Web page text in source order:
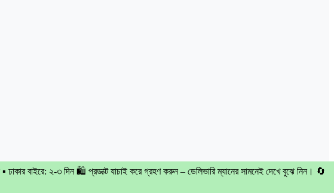
ঢাকার বাইরে: ২-৩ দিন 🛍️ প্রডাক্ট যাচাই করে গ্রহণ করুন – ডেলিভারি ম্যানের সামনেই দেখে বুঝে নিন। 🔄